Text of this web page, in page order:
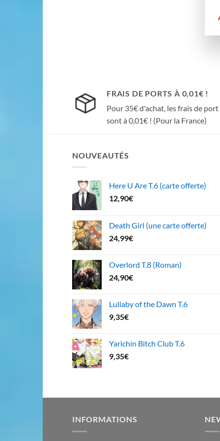
FRAIS DE PORTS À 0,01€ !
Pour 35€ d'achat, les frais de port
sont à 0,01€ ! (Pour la France)
NOUVEAUTÉS
Here U Are T.6 (carte offerte)
12,90€
Death Girl (une carte offerte)
24,99€
Overlord T.8 (Roman)
24,90€
Lullaby of the Dawn T.6
9,35€
Yarichin Bitch Club T.6
9,35€
INFORMATIONS